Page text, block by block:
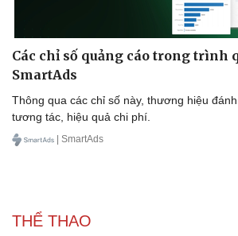
Doanh nhân
Vì cộng đồng
Sành
Tin Công
Trải
Chuyển
Các chỉ số quảng cáo trong trình
SmartAds
Thông qua các chỉ số này, thương hiệu
tương tác, hiệu quả chi phí.
| SmartAds
THỂ THAO